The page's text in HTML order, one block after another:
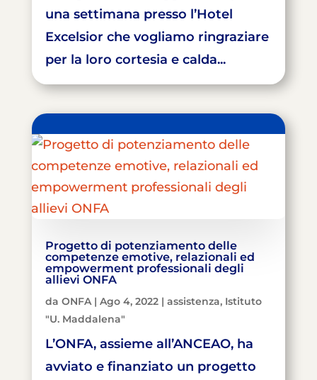
una settimana presso l’Hotel
Excelsior che vogliamo ringraziare
per la loro cortesia e calda...
Progetto di potenziamento delle
competenze emotive, relazionali ed
empowerment professionali degli
allievi ONFA
da ONFA| Ago 4, 2022| assistenza, Istituto
"U. Maddalena"
L’ONFA, assieme all’ANCEAO, ha
avviato e finanziato un progetto